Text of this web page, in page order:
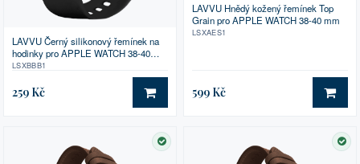
LAVVU Černý silikonový řemínek na
hodinky pro APPLE WATCH 38-40
mm
LSXBBB1
259 Kč DO KOŠÍKU
LAVVU Hnědý kožený řemínek Top
Grain pro APPLE WATCH 38-40 mm
LSXAES1
599 Kč DO
SKLADEM